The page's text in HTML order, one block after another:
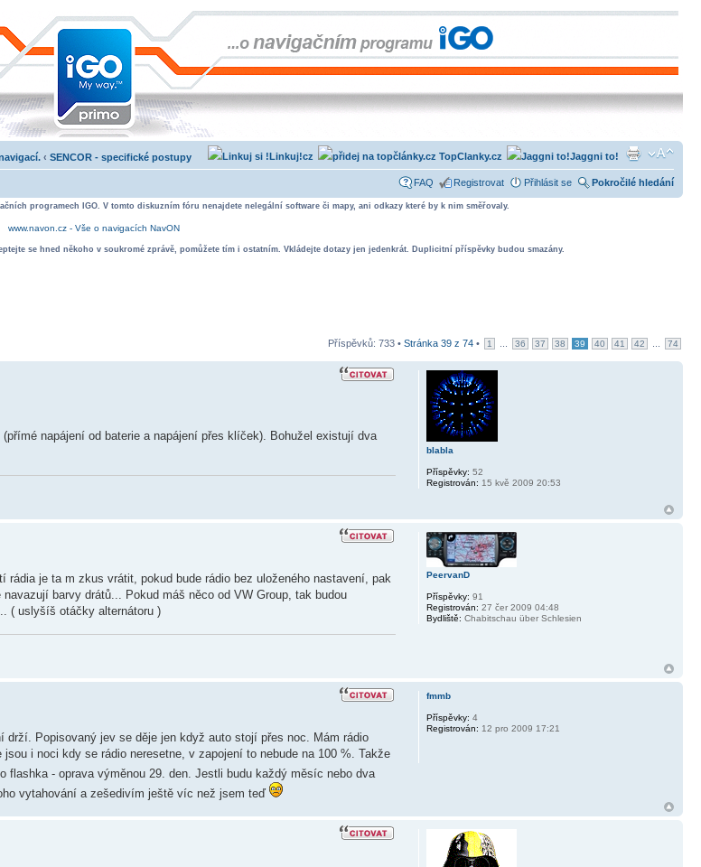
‹ SENCOR - specifické postupy Jaggni to!
TopClanky.cz
Linkuj!cz
FAQ Registrovat Přihlásit se Pokročilé hledání
programech IGO. V tomto diskuzním fóru nenajdete nelegální software či mapy, ani odkazy které by k nim směřovaly.
www.navon.cz - Vše o navigacích NavON
se hned někoho v soukromé zprávě, pomůžete tím i ostatním. Vkládejte dotazy jen jedenkrát. Duplicitní příspěvky budou smazány.
Příspěvků: 733 • Stránka 39 z 74 • 1 36 37 38 39 40 41 42 74
napájení od baterie a napájení přes klíček). Bohužel existují dva
blabla
Příspěvky: 52
Registrován: 15 kvě 2009 20:53
je ta m zkus vrátit, pokud bude rádio bez uloženého nastavení, pak
barvy drátů... Pokud máš něco od VW Group, tak budou
( uslyšíš otáčky alternátoru )
PeervanD
Příspěvky: 91
Registrován: 27 čer 2009 04:48
Bydliště: Chabitschau über Schlesien
Popisovaný jev se děje jen když auto stojí přes noc. Mám rádio
i noci kdy se rádio neresetne, v zapojení to nebude na 100 %. Takže
flashka - oprava výměnou 29. den. Jestli budu každý měsíc nebo dva
vytahování a zešedivím ještě víc než jsem teď
fmmb
Příspěvky: 4
Registrován: 12 pro 2009 17:21